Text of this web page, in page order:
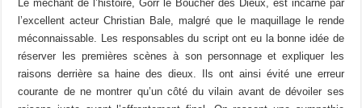
Le méchant de l’histoire, Gorr le Boucher des Dieux, est incarné par
l’excellent acteur Christian Bale, malgré que le maquillage le rende
méconnaissable. Les responsables du script ont eu la bonne idée de
réserver les premières scènes à son personnage et expliquer les
raisons derrière sa haine des dieux. Ils ont ainsi évité une erreur
courante de ne montrer qu’un côté du vilain avant de dévoiler ses